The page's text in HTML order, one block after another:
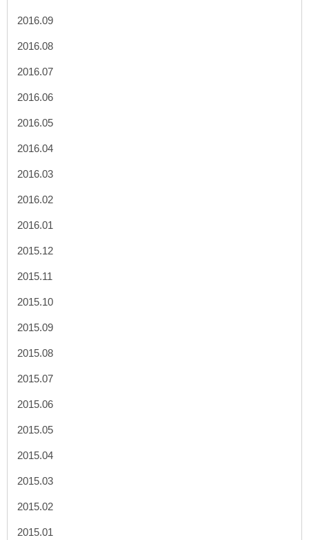
2016.09
2016.08
2016.07
2016.06
2016.05
2016.04
2016.03
2016.02
2016.01
2015.12
2015.11
2015.10
2015.09
2015.08
2015.07
2015.06
2015.05
2015.04
2015.03
2015.02
2015.01